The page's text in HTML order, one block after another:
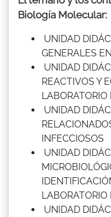
Biología Molecular:
UNIDAD
GENERALES
UNIDAD
REACTIVOS Y
LABORATORIO
UNIDAD
INFECCIOSOS
UNIDAD
LABORATORIO
UNIDAD